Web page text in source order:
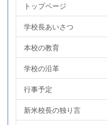
トップページ
学校長あいさつ
本校の教育
学校の沿革
行事予定
新米校長の独り言